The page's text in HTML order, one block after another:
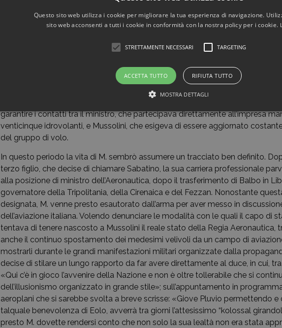
venne nominato generale di brigata aerea, divenendo il più giovane ufficiale a
per quel ruolo. In questi anni M. entrò nelle grazie anche di Balbo, che decise
parte del suo Ministero in qualità di capogabinetto. Proprio in merito al
alto. Non fallirò se mi assisterà il destino e l’opera di collaboratori del suo
Dal 1° luglio 1933 al 12 agosto successivo fu impegnato, nel nuovo incarico
nell’organizzazione e nella realizzazione della Crociera aerea del decennale,
garantire i contatti tra il ministro, che partecipava direttamente all’impresa
venticinque idrovolanti, e Mussolini, che esigeva di essere aggiornato
del gruppo di volo.
In questo periodo la vita di M. sembrò assumere un tracciato ben definito.
terzo figlio, che decise di chiamare Sabatino, la sua carriera professionale
alla posizione di ministro dell’Aeronautica, dopo il trasferimento di Balbo in
governatore della Tripolitania, della Cirenaica e del Fezzan. Nonostante
designata, M. venne presto esautorato dall’arma per aver messo in
dell’aviazione italiana. Volendo denunciare le modalità con le quali il capo di
tentava di tenere nascosto a Mussolini il reale stato della Regia Aeronautica,
anche il continuo spostamento dei medesimi velivoli da un campo di
mostrarli durante le grandi manifestazioni militari organizzate dalla
decise di stilare un lungo rapporto da far avere direttamente al duce, in cui, tra
«Qui c’è in gioco l’avvenire della Nazione e non è oltre tollerabile che si
dell’illusionismo organizzato in grande stile»; sull’appuntamento in
aeroplani che si sarebbe svolta a breve scrisse: «Giove Pluvio permettendo e
talquale benevolenza di Eolo, avverrà tra giorni l’attesissimo “kolossal
presto M. dovette rendersi conto che non solo la sua lealtà non era stata
Questo sito web utilizza i cookie per migliorare la tua esperienza di navigazione.
sito web acconsenti a tutti i cookie in conformità con la nostra policy per i cookie.
STRETTAMENTE NECESSARI TARGETING
ACCETTA TUTTO RIFIUTA TUTTO
MOSTRA DETTAGLI